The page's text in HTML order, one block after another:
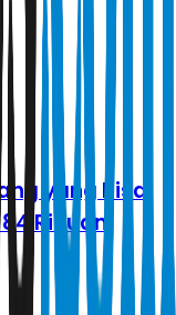
yang Bisa
Ribuan